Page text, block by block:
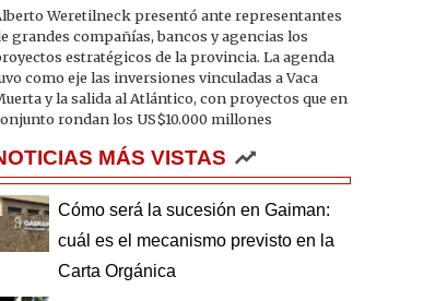
Weretilneck presentó ante representantes
grandes compañías, bancos y agencias los
estratégicos de la provincia. La agenda
como eje las inversiones vinculadas a Vaca
y la salida al Atlántico, con proyectos que en
rondan los US$10.000 millones
MÁS VISTAS
Cómo será la sucesión en Gaiman:
cuál es el mecanismo previsto en la
Carta Orgánica